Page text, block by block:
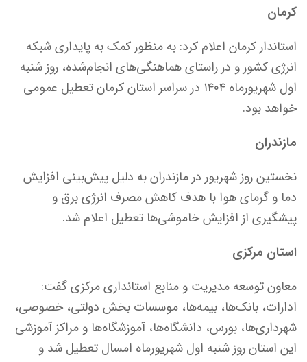
کرمان
استاندار کرمان اعلام کرد: به منظور کمک به پایداری شبکه
انرژی کشور و در راستای هماهنگی‌های انجام‌شده، روز شنبه
اول شهریورماه ۱۴۰۴ در سراسر استان کرمان تعطیل عمومی
خواهد بود.
مازندران
نخستین روز شهریور در مازندران به دلیل پیش‌بینی افزایش
دما و گرمای هوا با هدف کاهش مصرف انرژی برق و
پیشگیری از افزایش خاموشی‌ها تعطیل اعلام شد.
استان مرکزی
معاون توسعه مدیریت و منابع استانداری مرکزی گفت:
ادارات، بانک‌ها، بیمه‌ها، موسسات بخش دولتی، خصوصی،
شهرداری‌ها، بورس، دانشگاه‌ها، آموزشگاه‌ها و مراکز آموزشی
این استان روز شنبه اول شهریورماه امسال تعطیل شد و